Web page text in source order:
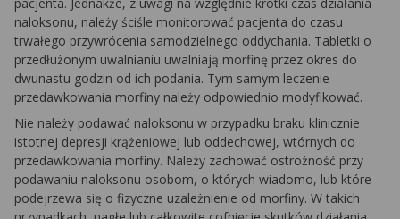
naloksonu, należy ściśle monitorować pacjenta do czasu
trwałego przywrócenia samodzielnego oddychania. Tabletki o
przedłużonym uwalnianiu uwalniają morfinę przez okres do
dwunastu godzin od ich podania. Tym samym leczenie
przedawkowania morfiny należy odpowiednio modyfikować.
Nie należy podawać naloksonu w przypadku braku klinicznie
istotnej depresji krążeniowej lub oddechowej, wtórnych do
przedawkowania morfiny. Należy zachować ostrożność przy
podawaniu naloksonu osobom, o których wiadomo, lub które
podejrzewa się o fizyczne uzależnienie od morfiny. W takich